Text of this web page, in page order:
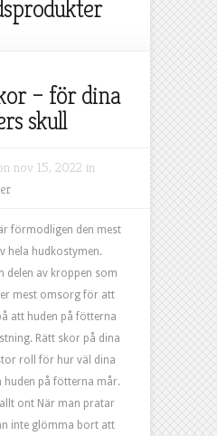
– för dina
skull
nov 15, 2022 in
förmodligen den mest
hela hudkostymen.
delen av kroppen som
mest omsorg för att
att huden på fötterna
Rätt skor på dina
roll för hur väl dina
på fötterna mår.
ont När man pratar
inte glömma bort att